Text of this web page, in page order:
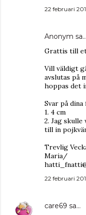
22 februari
Anonym sa…
Grattis till
Vill väldigt
avslutas på
hoppas det
Svar på
1. 4 cm
2. Jag skulle
till in
Trevlig
Maria/
22 februari
care69 sa…